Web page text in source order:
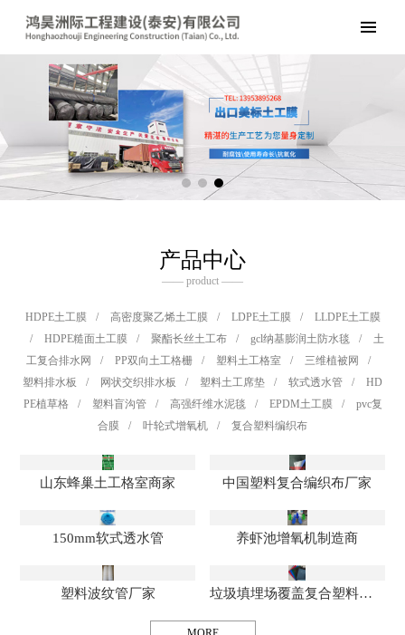
产品中心
—— product ——
HDPE土工膜 / 高密度聚乙烯土工膜 / LDPE土工膜 /
LLDPE土工膜
/
HDPE糙面土工膜 / 聚酯长丝土工布 / gcl纳基膨润土防水毯 /
土
工复合排水网
/ PP双向土工格栅 / 塑料土工格室 / 三维植被网
/
塑料排水板
/ 网状交织排水板 / 塑料土工席垫 / 软式透水管 /
HD
PE植草格
/ 塑料盲沟管 / 高强纤维水泥毯 / EPDM土工膜 /
pvc复
合膜
/ 叶轮式增氧机 / 复合塑料编织布
山东蜂巢土工格室商家 中国塑料复合编织布厂家
150mm软式透水管 养虾池增氧机制造商
塑料波纹管厂家 垃圾填埋场覆盖复合塑料编织布